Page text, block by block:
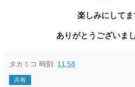
楽しみにして
ありがとうございま
タカミコ 時刻: 11:58
共有